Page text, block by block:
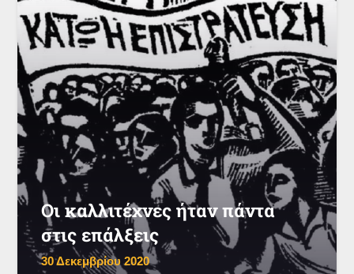
Οι καλλιτέχνες ήταν πάντα
στις επάλξεις
30 Δεκεμβρίου 2020